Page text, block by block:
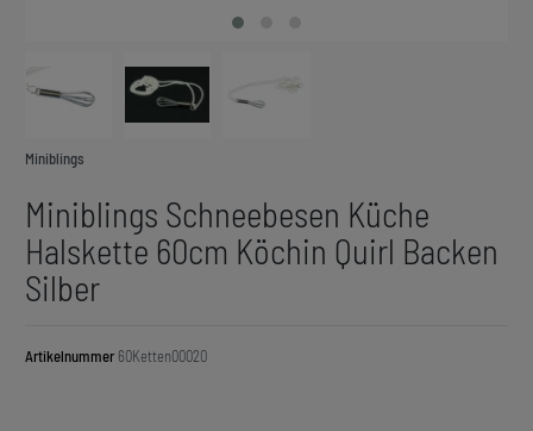
Miniblings
Miniblings Schneebesen Küche
Halskette 60cm Köchin Quirl Backen
Silber
Artikelnummer 60Ketten00020